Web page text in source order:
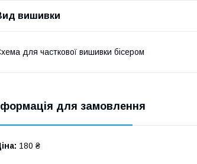
вишивки
для часткової вишивки бісером
для замовлення
180 ₴